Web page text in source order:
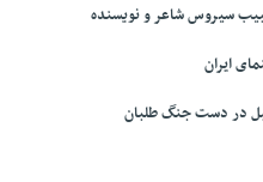
سیروس شاعر و نویسنده
ایران
در دست جنگ طلبان